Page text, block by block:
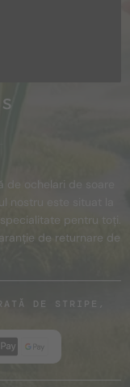
ochelari de soare
nostru este situat la
pentru toți.
de returnare de
DE STRIPE,